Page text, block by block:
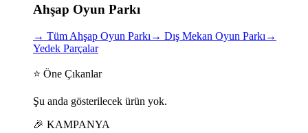
Ahşap Oyun Parkı
→ Tüm Ahşap Oyun Parkı → Dış Mekan Oyun Parkı →
Yedek Parçalar
⭐ Öne Çıkanlar
Şu anda gösterilecek ürün yok.
🎉 KAMPANYA